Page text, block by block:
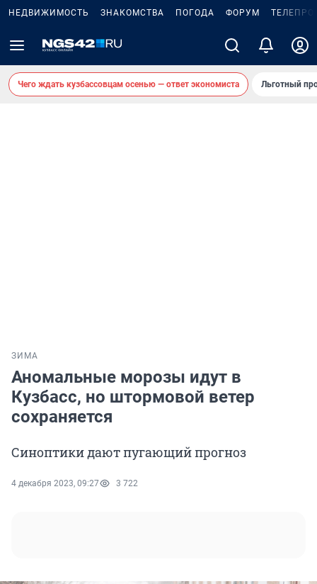
НЕДВИЖИМОСТЬ ЗНАКОМСТВА ПОГОДА ФОРУМ
Чего ждать кузбассовцам осенью — ответ экономиста Льготный
ЗИМА
Аномальные морозы идут в
Кузбасс, но штормовой ветер
сохраняется
Синоптики дают пугающий прогноз
4 декабря 2023, 09:27 3 722